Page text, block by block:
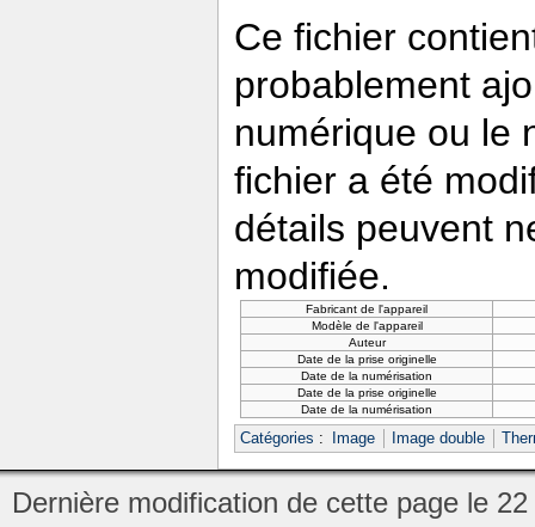
Ce fichier
probablement
numérique ou le
fichier a été
détails peuvent
modifiée.
Fabricant de l'appareil
Modèle de l'appareil
Auteur
Date de la prise originelle
Date de la numérisation
Date de la prise originelle
Date de la numérisation
Catégories : Image Image double
Dernière modification de cette page le